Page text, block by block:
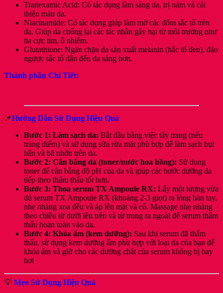
Tranexamic Acid: Có tác dụng làm sáng da, trị nám và cải
thiện màu da.
Niacinamide: Có tác dụng giúp làm mờ các đốm sắc tố trên
da. Giúp da chống lại các tác nhân gây hại từ môi trường như
tia cực tím, ô nhiễm.
Glutathione: Ngăn chặn da sản xuất melanin (hắc tố đen), đảo
ngược sắc tố dẫn đến da sáng hơn.
Thành phần Chi Tiết:
📌Hướng Dẫn Sử Dụng Hiệu Quả
Bước 1: Làm sạch da: Bắt đầu bằng việc tẩy trang (nếu
trang điểm) và sử dụng sữa rửa mặt phù hợp để làm sạch bụi
bẩn và bã nhờn trên da.
Bước 2: Cân bằng da (toner/nước hoa hồng): Sử dụng
toner để cân bằng độ pH của da và giúp các bước dưỡng da
tiếp theo thẩm thấu tốt hơn.
Bước 3: Thoa serum TX Ampoule RX: Lấy một lượng vừa
đủ serum TX Ampoule RX (khoảng 2-3 giọt) ra lòng bàn tay,
nhẹ nhàng xoa đều và áp lên mặt và cổ. Massage nhẹ nhàng
theo chiều từ dưới lên trên và từ trong ra ngoài để serum thẩm
thấu hoàn toàn vào da.
Bước 4: Khóa ẩm (kem dưỡng): Sau khi serum đã thẩm
thấu, sử dụng kem dưỡng ẩm phù hợp với loại da của bạn để
khóa ẩm và giữ cho các dưỡng chất của serum không bị bay
hơi
💡 Mẹo Sử Dụng Hiệu Quả